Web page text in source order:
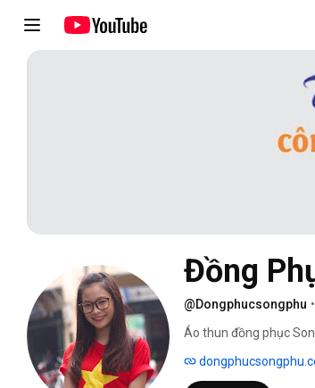
Đồng
@Dongphucsongphu •
Áo thun đồng phục